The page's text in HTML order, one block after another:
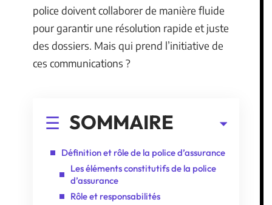
police doivent collaborer de manière fluide
pour garantir une résolution rapide et juste
des dossiers. Mais qui prend l’initiative de
ces communications ?
SOMMAIRE
Définition et rôle de la police d’assurance
Les éléments constitutifs de la police
d’assurance
Rôle et responsabilités